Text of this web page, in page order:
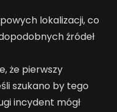
lokalizacji, co
źródeł
że pierwszy
szukano by tego
incydent mógł